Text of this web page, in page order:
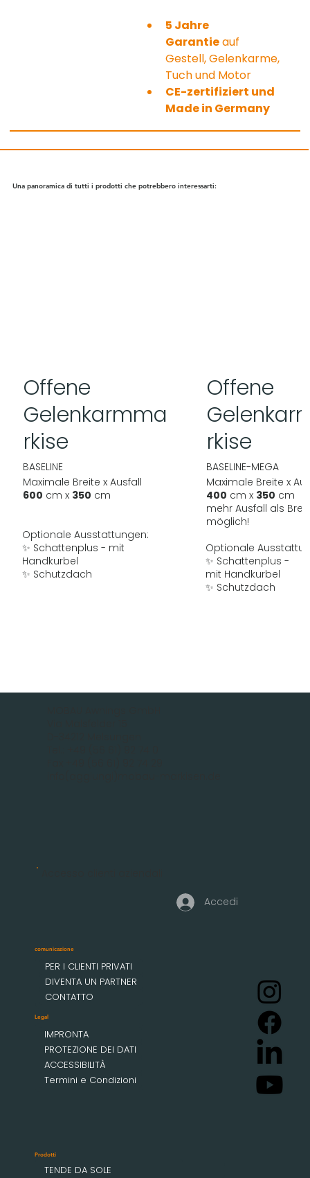
5 Jahre
Garantie auf
Gestell, Gelenkarme,
Tuch und Motor
CE-zertifiziert und
Made in Germany
Una panoramica di tutti i prodotti che potrebbero interessarti:
Offene
Gelenkarmma
rkise
BASELINE
Maximale Breite x Ausfall
600 cm x 350 cm
Optionale Ausstattungen:
✨ Schattenplus - mit
Handkurbel
✨ Schutzdach
Offene
rkise
BASELINE-MEGA
Maximale Breite x
400 cm x 350 cm
mehr Ausfall als
möglich!
Optionale
✨ Schattenplus -
mit Handkurbel
✨ Schutzdach
Prodotti
TENDE DA SOLE
comunicazione
PER I CLIENTI PRIVATI
DIVENTA UN PARTNER
CONTATTO
Legal
IMPRONTA
PROTEZIONE DEI DATI
ACCESSIBILITÀ
Termini e Condizioni
Accedi